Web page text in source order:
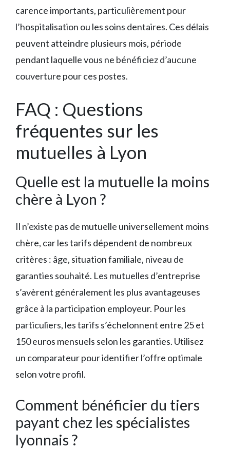
carence importants, particulièrement pour
l’hospitalisation ou les soins dentaires. Ces délais
peuvent atteindre plusieurs mois, période
pendant laquelle vous ne bénéficiez d’aucune
couverture pour ces postes.
FAQ : Questions
fréquentes sur les
mutuelles à Lyon
Quelle est la mutuelle la moins
chère à Lyon ?
Il n’existe pas de mutuelle universellement moins
chère, car les tarifs dépendent de nombreux
critères : âge, situation familiale, niveau de
garanties souhaité. Les mutuelles d’entreprise
s’avèrent généralement les plus avantageuses
grâce à la participation employeur. Pour les
particuliers, les tarifs s’échelonnent entre 25 et
150 euros mensuels selon les garanties. Utilisez
un comparateur pour identifier l’offre optimale
selon votre profil.
Comment bénéficier du tiers
payant chez les spécialistes
lyonnais ?